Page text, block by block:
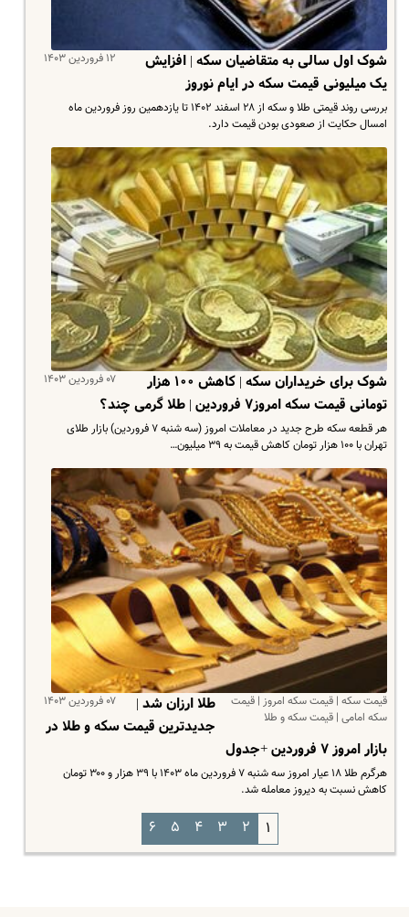
۱۲ فروردین ۱۴۰۳
شوک اول سالی به متقاضیان سکه | افزایش‌
یک میلیونی قیمت سکه در ایام نوروز
بررسی روند قیمتی طلا و سکه از ۲۸ اسفند ۱۴۰۲ تا یازدهمین روز فروردین ماه
امسال حکایت از صعودی بودن قیمت دارد.
۰۷ فروردین ۱۴۰۳
شوک برای خریداران سکه | کاهش ۱۰۰ هزار
تومانی قیمت سکه امروز۷ فروردین | طلا گرمی چند؟
هر قطعه سکه طرح جدید در معاملات امروز (سه شنبه ۷ فروردین) بازار طلای
تهران با ۱۰۰ هزار تومان کاهش قیمت به ۳۹ میلیون…
قیمت سکه | قیمت سکه امروز | قیمت
سکه امامی | قیمت سکه و طلا
۰۷ فروردین ۱۴۰۳
طلا ارزان شد |
جدیدترین قیمت سکه و طلا در
بازار امروز ۷ فروردین +جدول
هرگرم طلا ۱۸ عیار امروز سه شنبه ۷ فروردین ماه ۱۴۰۳ با ۳۹ هزار و ۳۰۰ تومان
کاهش نسبت به دیروز معامله شد.
۱ ۲ ۳ ۴ ۵ ۶